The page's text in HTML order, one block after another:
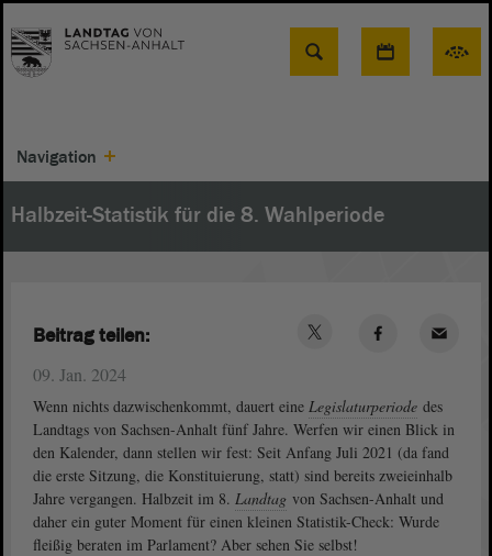
Suche
Navigation
Halbzeit-Statistik für die 8. Wahlperiode
09. Jan. 2024
Wenn nichts dazwischenkommt, dauert eine Legislaturperiode des
Landtags von Sachsen-Anhalt fünf Jahre. Werfen wir einen Blick in
den Kalender, dann stellen wir fest: Seit Anfang Juli 2021 (da fand
die erste Sitzung, die Konstituierung, statt) sind bereits zweieinhalb
Jahre vergangen. Halbzeit im 8. Landtag von Sachsen-Anhalt und
daher ein guter Moment für einen kleinen Statistik-Check: Wurde
fleißig beraten im Parlament? Aber sehen Sie selbst!
Beitrag teilen: